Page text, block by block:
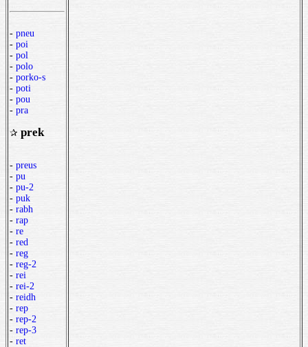
- pneu
- poi
- pol
- polo
- porko-s
- poti
- pou
- pra
✰ prek
- preus
- pu
- pu-2
- puk
- rabh
- rap
- re
- red
- reg
- reg-2
- rei
- rei-2
- reidh
- rep
- rep-2
- rep-3
- ret